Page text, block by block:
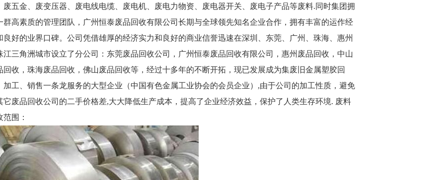
废五金、废变压器、废电线电缆、废电机、废电力物资、废电器开关、废电子产品等废料.同时集团拥
群高素质的管理团队， 广州恒泰废品回收有限公司 长期与全球领先知名企业合作，拥有丰富的运作经
良好的业界口碑。公司凭借雄厚的经济实力和良好的商业信誉迅速在深圳、东莞、广州、珠海、惠州
江三角洲城市设立了分公司：东莞废品回收公司， 广州恒泰废品回收有限公司
，惠州废品回收，中山
回收，珠海废品回收，佛山废品回收等，经过十多年的不断开拓，现已发展成为集废旧金属塑胶回
加工、销售一条龙服务的大型企业（中国有色金属工业协会的会员企业）,由于公司的加工性质，避免
它废品回收公司的二手价格差,大大降低生产成本，提高了企业经济效益，保护了人类生存环境. 废料
范围：